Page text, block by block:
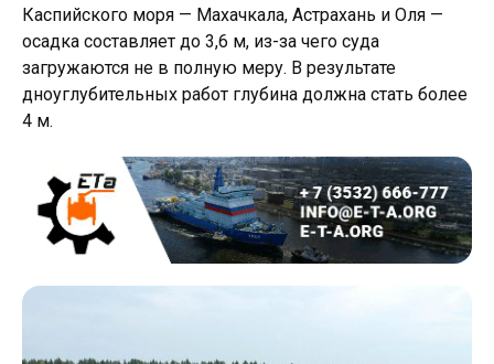
Каспийского моря — Махачкала, Астрахань и Оля —
осадка составляет до 3,6 м, из-за чего суда
загружаются не в полную меру. В результате
дноуглубительных работ глубина должна стать более
4 м.